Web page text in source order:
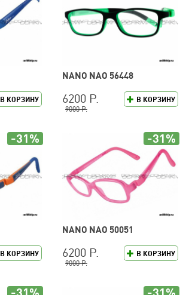
В КОРЗИНУ
NANO NAO 56448
В КОРЗИНУ
6200 Р.
9000 Р.
В КОРЗИНУ
-31%
NANO NAO 50051
В КОРЗИНУ
6200 Р.
9000 Р.
-31%